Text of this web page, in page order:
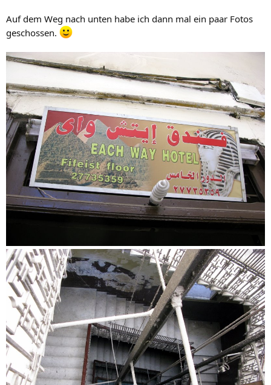
Auf dem Weg nach unten habe ich dann mal ein paar Fotos
geschossen.